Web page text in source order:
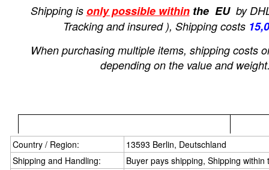
Shipping is only possible withinthe EUby
Tracking and insured ), Shipping costs
When purchasing multiple items, shipping costs
depending on the value and
Country / Region:
13593 Berlin, Deutschland
Shipping and Handling:
Buyer pays shipping, Shipping